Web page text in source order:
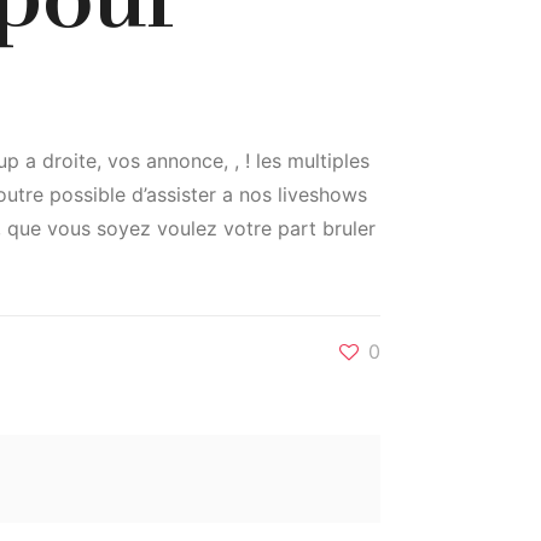
a droite, vos annonce, , ! les multiples
possible d’assister a nos liveshows
que vous soyez voulez votre part bruler
0